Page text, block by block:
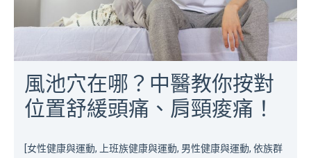
風池穴在哪？中醫教你按對
位置舒緩頭痛、肩頸痠痛！
[女性健康與運動, 上班族健康與運動, 男性健康與運動, 依族群